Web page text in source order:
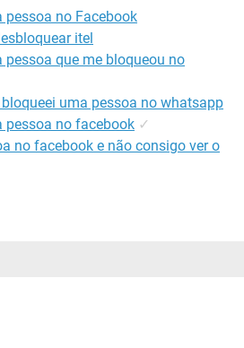
pessoa no Facebook
itel
pessoa que me bloqueou no
uma pessoa no whatsapp
pessoa no facebook ✓
no facebook e não consigo ver o